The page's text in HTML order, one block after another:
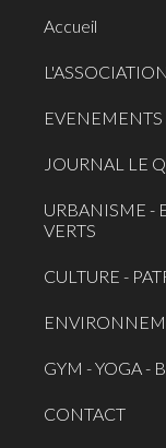
Accueil
L'ASSOCIATION
EVENEMENTS
JOURNAL LE
URBANISME -
VERTS
CULTURE -
GYM - YOGA -
CONTACT